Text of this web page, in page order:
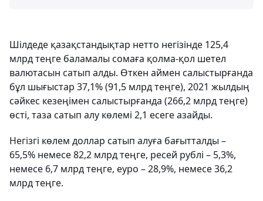
Шілдеде қазақстандықтар нетто негізінде 125,4
млрд теңге баламалы сомаға қолма-қол шетел
валютасын сатып алды. Өткен аймен салыстырғанда
бұл шығыстар 37,1% (91,5 млрд теңге), 2021 жылдың
сәйкес кезеңімен салыстырғанда (266,2 млрд теңге)
өсті, таза сатып алу көлемі 2,1 есеге азайды.
Негізгі көлем доллар сатып алуға бағытталды –
65,5% немесе 82,2 млрд теңге, ресей рублі – 5,3%,
немесе 6,7 млрд теңге, еуро – 28,9%, немесе 36,2
млрд теңге.